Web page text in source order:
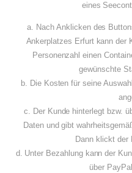
eines
a. Nach Anklicken des
Ankerplatzes Erfurt kann der
Personenzahl einen
gewünschte
b. Die Kosten für seine
c. Der Kunde hinterlegt bzw.
Daten und gibt
Dann klickt der
d. Unter Bezahlung kann der
über